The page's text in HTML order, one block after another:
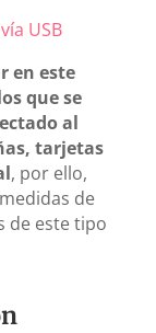
USB
en este
que se
al
tarjetas
, por ello,
de
de este tipo